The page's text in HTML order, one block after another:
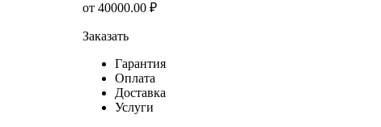
от 40000.00 ₽
Заказать
Гарантия
Оплата
Доставка
Услуги